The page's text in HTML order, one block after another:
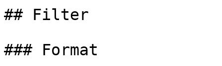
## Filter
### Format